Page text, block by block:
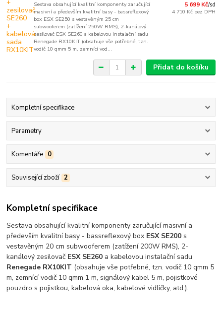
Sestava obsahující kvalitní komponenty zaručující
masivní a především kvalitní basy - bassreflexový
box ESX SE250 s vestavěným 25 cm
subwooferem (zatížení 250W RMS), 2-kanálový
zesilovač ESX SE260 a kabelovou instalační sadu
Renegade RX10KIT (obsahuje vše potřebné, tzn.
vodič 10 qmm 5 m, zemnící vod...
5 699 Kč/sd
4 710 Kč bez DPH
Přidat do košíku
Kompletní specifikace
Parametry
Komentáře 0
Související zboží 2
Kompletní specifikace
Sestava obsahující kvalitní komponenty zaručující masivní a
především kvalitní basy - bassreflexový box ESX SE200 s
vestavěným 20 cm subwooferem (zatížení 200W RMS), 2-
kanálový zesilovač ESX SE260 a kabelovou instalační sadu
Renegade RX10KIT (obsahuje vše potřebné, tzn. vodič 10 qmm 5
m, zemnící vodič 10 qmm 1 m, signálový kabel 5 m, pojistkové
pouzdro s pojistkou, kabelová oka, kabelové vidličky, atd.).